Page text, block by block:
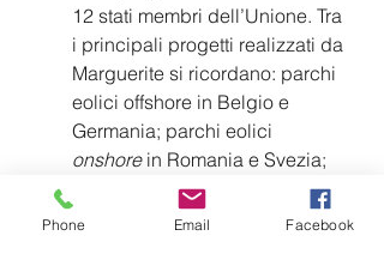
12 stati membri dell’Unione. Tra
i principali progetti realizzati da
Marguerite si ricordano: parchi
eolici offshore in Belgio e
Germania; parchi eolici
onshore in Romania e Svezia;
impianti ad energia solare in
Francia, e a biomasse in
Phone Email Facebook